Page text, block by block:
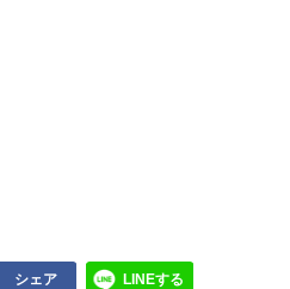
シェア LINEする